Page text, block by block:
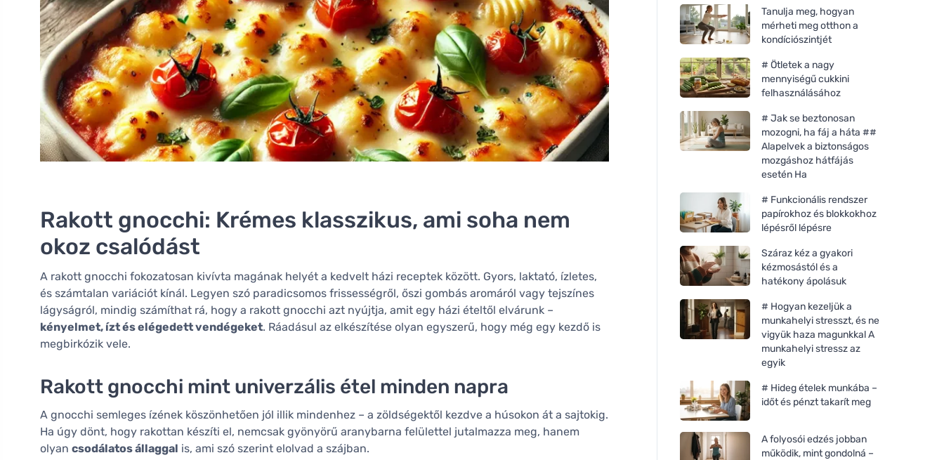
Rakott gnocchi: Krémes klasszikus, ami soha nem
okoz csalódást
A rakott gnocchi fokozatosan kivívta magának helyét a kedvelt házi receptek között. Gyors, laktató, ízletes,
és számtalan variációt kínál. Legyen szó paradicsomos frissességről, őszi gombás aromáról vagy tejszínes
lágyságról, mindig számíthat rá, hogy a rakott gnocchi azt nyújtja, amit egy házi ételtől elvárunk –
kényelmet, ízt és elégedett vendégeket. Ráadásul az elkészítése olyan egyszerű, hogy még egy kezdő is
megbirkózik vele.
Rakott gnocchi mint univerzális étel minden napra
A gnocchi semleges ízének köszönhetően jól illik mindenhez – a zöldségektől kezdve a húsokon át a sajtokig.
Ha úgy dönt, hogy rakottan készíti el, nemcsak gyönyörű aranybarna felülettel jutalmazza meg, hanem
olyan csodálatos állaggal is, ami szó szerint elolvad a szájban.
Tanulja meg, hogyan
mérheti meg otthon a
kondíciószintjét
# Ötletek a nagy
mennyiségű cukkini
felhasználásához
# Jak se beztonosan
mozogni, ha fáj a háta ##
Alapelvek a biztonságos
mozgáshoz hátfájás
esetén Ha
# Funkcionális rendszer
papírokhoz és blokkokhoz
lépésről lépésre
Száraz kéz a gyakori
kézmosástól és a
hatékony ápolásuk
# Hogyan kezeljük a
munkahelyi stresszt, és ne
vigyük haza magunkkal A
munkahelyi stressz az
egyik
# Hideg ételek munkába –
időt és pénzt takarít meg
A folyosói edzés jobban
működik, mint gondolná –